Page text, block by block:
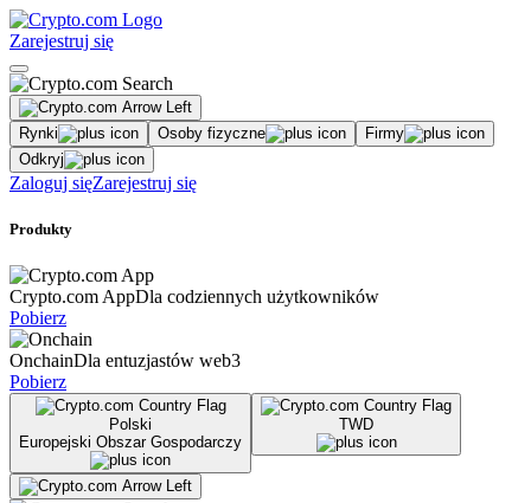
Zarejestruj się
Rynki Osoby fizyczne
Firmy
Odkryj
Zaloguj sięZarejestruj się
Produkty
Crypto.com AppDla codziennych użytkowników
Pobierz
OnchainDla entuzjastów web3
Pobierz
Polski
Europejski Obszar Gospodarczy
TWD